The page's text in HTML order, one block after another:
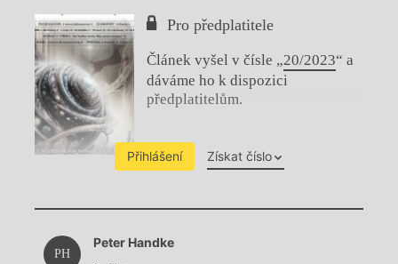
Pro předplatitele
Článek vyšel v čísle „20/2023“ a
dáváme ho k dispozici
předplatitelům.
Přihlášení Získat číslo
Chviličku.
Načítá se.
PH
Peter Handke